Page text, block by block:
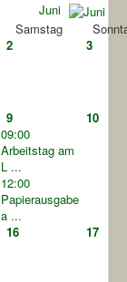
Juni
Samstag
2 3
9
09:00
Arbeitstag am
L ...
12:00
Papierausgabe
a ...
10
16 17